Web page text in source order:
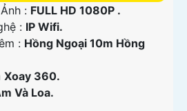
: FULL HD 1080P .
: IP Wifi.
: Hồng Ngoại 10m Hồng
Xoay 360.
Và Loa.